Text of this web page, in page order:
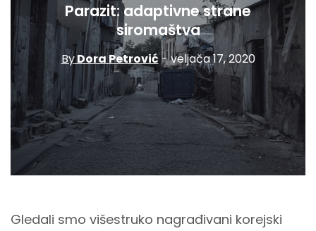
Parazit: adaptivne strane
siromaštva
ByDora Petrović- veljača 17, 2020
Gledali smo višestruko nagrađivani korejski